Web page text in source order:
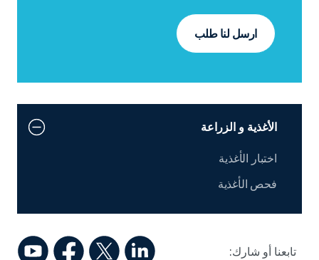
ارسل لنا طلب
الأغذية و الزراعة
اختبار الأغذية
فحص الأغذية
تابعنا أو شارك: